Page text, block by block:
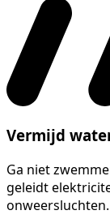
Vermijd
Ga niet
geleidt
onweersluchten.